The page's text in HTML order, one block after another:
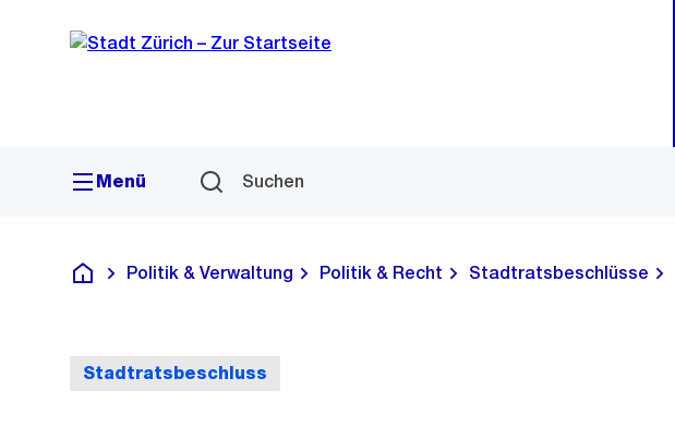
Navigation
Sprunglink
Menü Suchen
Deutsch
Politik & Verwaltung Politik & Recht Stadtratsbeschlüsse
Stadtratsbeschluss